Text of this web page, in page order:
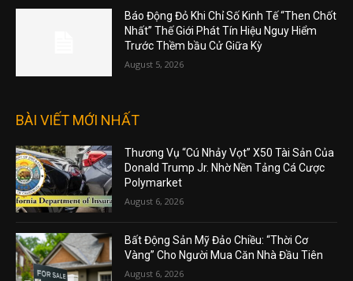
Báo Động Đỏ Khi Chỉ Số Kinh Tế “Then Chốt
Nhất” Thế Giới Phát Tín Hiệu Nguy Hiểm
Trước Thềm bầu Cử Giữa Kỳ
August 5, 2026
BÀI VIẾT MỚI NHẤT
Thương Vụ “Cú Nhảy Vọt” X50 Tài Sản Của
Donald Trump Jr. Nhờ Nền Tảng Cá Cược
Polymarket
August 6, 2026
Bất Động Sản Mỹ Đảo Chiều: “Thời Cơ
Vàng” Cho Người Mua Căn Nhà Đầu Tiên
August 6, 2026